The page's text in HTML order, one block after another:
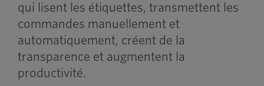
qui lisent les étiquettes, transmettent les
commandes manuellement et
automatiquement, créent de la
transparence et augmentent la
productivité.